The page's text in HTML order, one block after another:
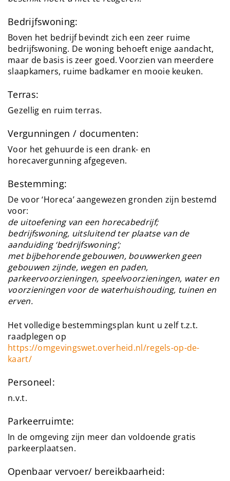
Bedrijfswoning:
Boven het bedrijf bevindt zich een zeer ruime
bedrijfswoning. De woning behoeft enige aandacht,
maar de basis is zeer goed. Voorzien van meerdere
slaapkamers, ruime badkamer en mooie keuken.
Terras:
Gezellig en ruim terras.
Vergunningen / documenten:
Voor het gehuurde is een drank- en
horecavergunning afgegeven.
Bestemming:
De voor ‘Horeca’ aangewezen gronden zijn bestemd
voor:
de uitoefening van een horecabedrijf;
bedrijfswoning, uitsluitend ter plaatse van de
aanduiding ‘bedrijfswoning’;
met bijbehorende gebouwen, bouwwerken geen
gebouwen zijnde, wegen en paden,
parkeervoorzieningen, speelvoorzieningen, water en
voorzieningen voor de waterhuishouding, tuinen en
erven.
Het volledige bestemmingsplan kunt u zelf t.z.t.
raadplegen op
https://omgevingswet.overheid.nl/regels-op-de-
kaart/
Personeel:
n.v.t.
Parkeerruimte:
In de omgeving zijn meer dan voldoende gratis
parkeerplaatsen.
Openbaar vervoer/ bereikbaarheid: